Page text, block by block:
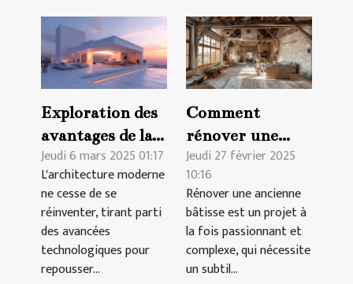
Exploration des
avantages de la
modélisation 3D
BIM pour
l'architecture
moderne
Jeudi 6 mars 2025 01:17
L'architecture moderne
ne cesse de se
réinventer, tirant parti
des avancées
technologiques pour
repousser...
Comment
rénover une
ancienne bâtisse
en respectant
son charme
d'origine
Jeudi 27 février 2025
10:16
Rénover une ancienne
bâtisse est un projet à
la fois passionnant et
complexe, qui nécessite
un subtil...